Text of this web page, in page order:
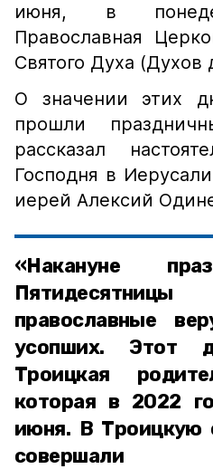
июня, в
Православная
Святого Духа (Духов
О значении этих
прошли
рассказал
Господня в
иерей Алексий
«Накануне
православные
усопших. Этот
Троицкая
которая в 2022
июня. В Троицкую
совершали